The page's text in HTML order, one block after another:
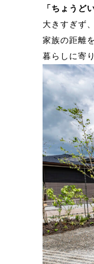
「ちょうど
大きすぎず
家族の距離
暮らしに寄